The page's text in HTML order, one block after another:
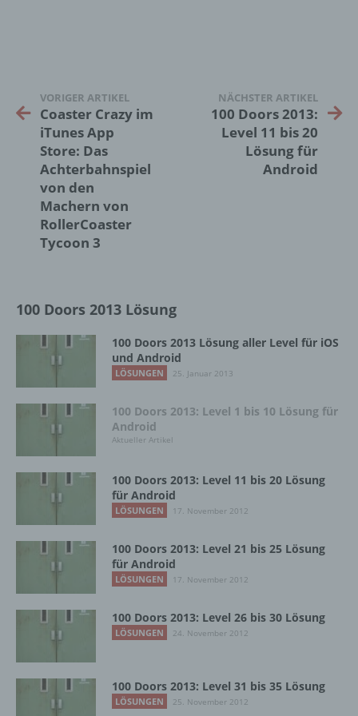
VORIGER ARTIKEL
Coaster Crazy im
iTunes App
Store: Das
Achterbahnspiel
von den
Machern von
RollerCoaster
Tycoon 3
NÄCHSTER ARTIKEL
100 Doors 2013:
Level 11 bis 20
Lösung für
Android
100 Doors 2013 Lösung
100 Doors 2013 Lösung aller Level für iOS
und Android
LÖSUNGEN 25. Januar 2013
100 Doors 2013: Level 1 bis 10 Lösung für
Android
Aktueller Artikel
100 Doors 2013: Level 11 bis 20 Lösung
für Android
LÖSUNGEN 17. November 2012
100 Doors 2013: Level 21 bis 25 Lösung
für Android
LÖSUNGEN 17. November 2012
100 Doors 2013: Level 26 bis 30 Lösung
LÖSUNGEN 24. November 2012
100 Doors 2013: Level 31 bis 35 Lösung
LÖSUNGEN 25. November 2012
Cookies / SessionStorage / LocalStorage
Die Internetseiten verwenden teilweise so
genannte Cookies, LocalStorage und
SessionStorage. Dies dient dazu, unser Angebot
nutzerfreundlicher, effektiver und sicherer zu
machen. Local Storage und SessionStorage ist
eine Technologie, mit welcher ihr Browser Daten
auf Ihrem Computer oder mobilen Gerät
werden. Sie können die Verwendung von Cookies,
entsprechende Einstellung in Ihrem Browser
verhindern.
Zahlreiche Internetseiten und Server verwenden
Cookies. Viele Cookies enthalten eine sogenannte
Cookie-ID. Eine Cookie-ID ist eine eindeutige
Kennung des Cookies. Sie besteht aus einer
Zeichenfolge, durch welche Internetseiten und
Server dem konkreten Internetbrowser zugeordnet
werden können, in dem das Cookie gespeichert
wurde. Dies ermöglicht es den besuchten
Internetseiten und Servern, den individuellen
Internetbrowsern, die andere Cookies enthalten,
zu unterscheiden. Ein bestimmter Internetbrowser
kann über die eindeutige Cookie-ID wiedererkannt
und identifiziert werden.
Durch den Einsatz von Cookies kann den Nutzern
dieser Internetseite nutzerfreundlichere Services
bereitstellen, die ohne die Cookie-Setzung nicht
möglich wären.
Mittels eines Cookies können die Informationen